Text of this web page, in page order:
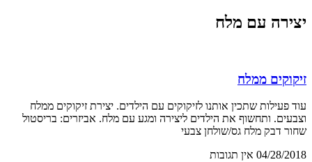
יצירה עם מלח
זיקוקים ממלח
עוד פעילות שתכין אותנו לזיקוקים עם הילדים. יצירת זיקוקים ממלח
וצבעים. ותחשוף את הילדים ליצירה ומגע עם מלח. אביזרים: בריסטול
שחור דבק מלח גס/שולחן צבעי
04/28/2018 אין תגובות